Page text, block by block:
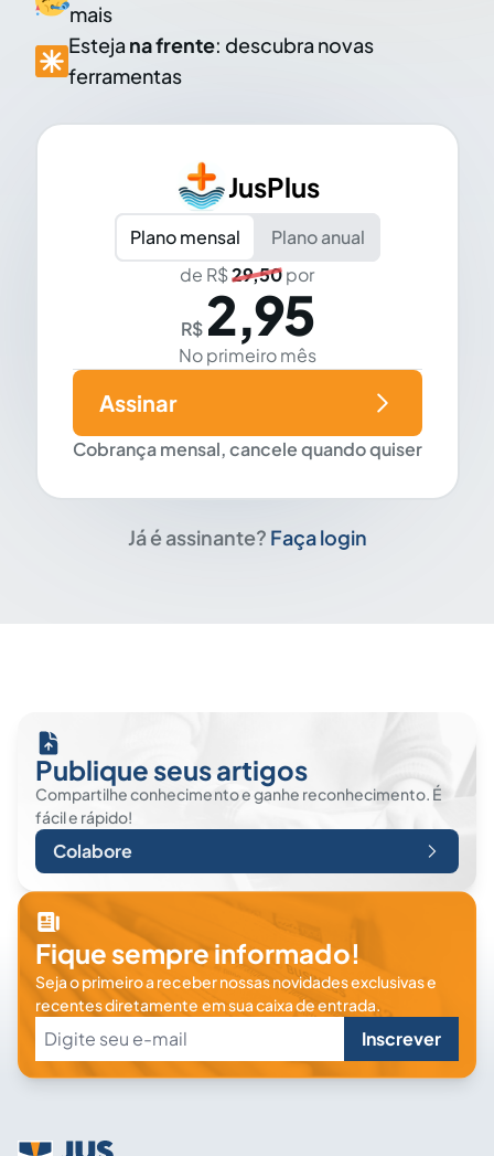
mais
Esteja na frente: descubra novas
ferramentas
JusPlus
Plano mensal
Plano anual
de R$29,50por
R$ 2,95
No primeiro mês
Cobrança mensal, cancele quando quiser
Assinar
Já é assinante? Faça login
Publique seus artigos
Compartilhe conhecimento e ganhe reconhecimento. É
fácil e rápido!
Colabore
Fique sempre informado!
Seja o primeiro a receber nossas novidades exclusivas e
recentes diretamente em sua caixa de entrada.
Inscrever